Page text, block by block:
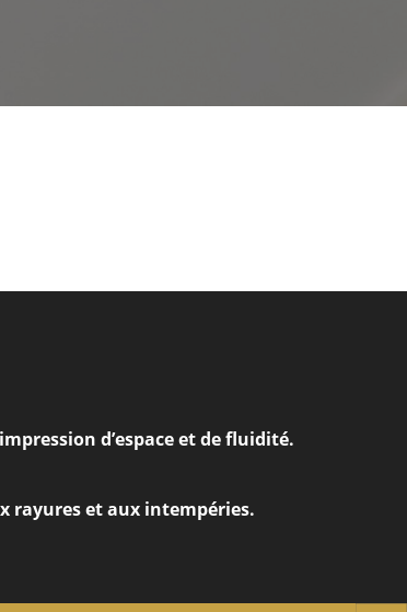
d’espace et de fluidité.
rayures et aux intempéries.